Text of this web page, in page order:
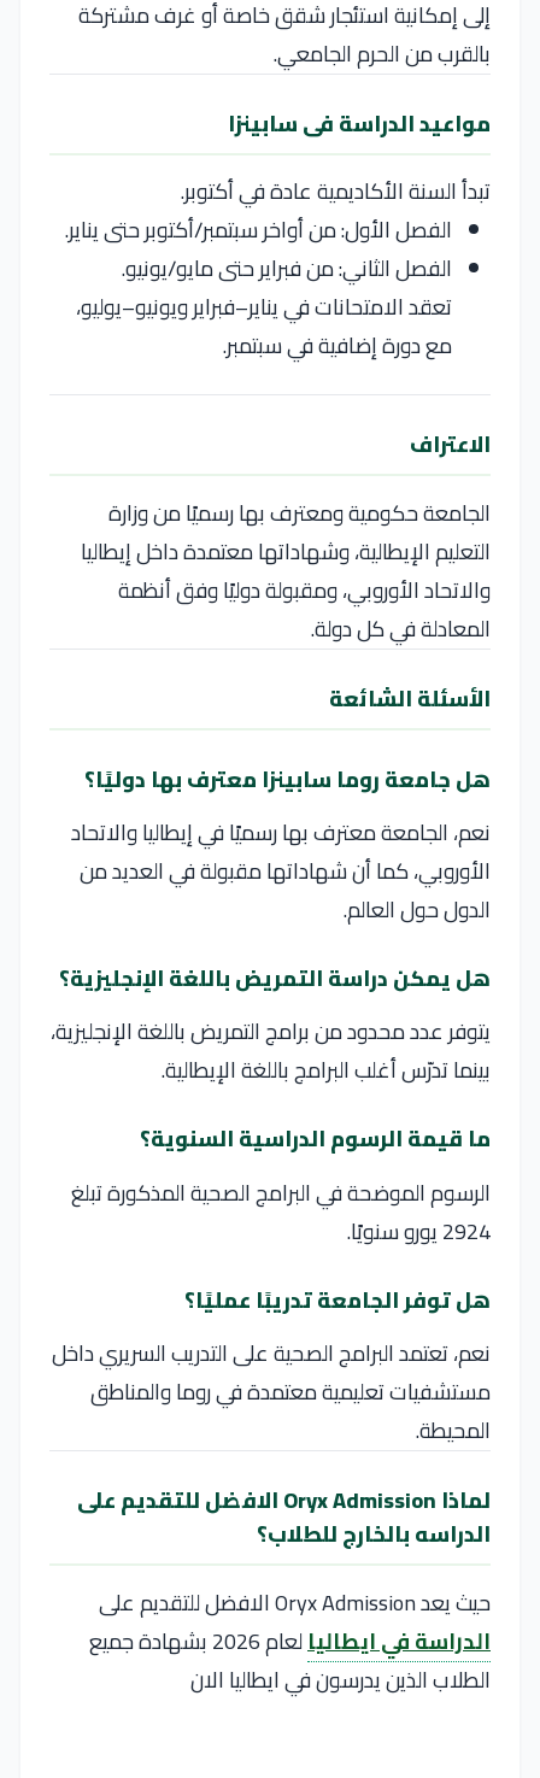
إلى إمكانية استئجار شقق خاصة أو غرف مشتركة
بالقرب من الحرم الجامعي.
مواعيد الدراسة فى سابينزا
تبدأ السنة الأكاديمية عادة في أكتوبر.
الفصل الأول: من أواخر سبتمبر/أكتوبر حتى يناير.
الفصل الثاني: من فبراير حتى مايو/يونيو.
تعقد الامتحانات في يناير–فبراير ويونيو–يوليو،
مع دورة إضافية في سبتمبر.
الاعتراف
الجامعة حكومية ومعترف بها رسميًا من وزارة
التعليم الإيطالية، وشهاداتها معتمدة داخل إيطاليا
والاتحاد الأوروبي، ومقبولة دوليًا وفق أنظمة
المعادلة في كل دولة.
الأسئلة الشائعة
هل جامعة روما سابينزا معترف بها دوليًا؟
نعم، الجامعة معترف بها رسميًا في إيطاليا والاتحاد
الأوروبي، كما أن شهاداتها مقبولة في العديد من
الدول حول العالم.
هل يمكن دراسة التمريض باللغة الإنجليزية؟
يتوفر عدد محدود من برامج التمريض باللغة الإنجليزية،
بينما تدرّس أغلب البرامج باللغة الإيطالية.
ما قيمة الرسوم الدراسية السنوية؟
الرسوم الموضحة في البرامج الصحية المذكورة تبلغ
2924 يورو سنويًا.
هل توفر الجامعة تدريبًا عمليًا؟
نعم، تعتمد البرامج الصحية على التدريب السريري داخل
مستشفيات تعليمية معتمدة في روما والمناطق
المحيطة.
لماذا Oryx Admission الافضل للتقديم على
الدراسه بالخارج للطلاب؟
حيث يعد Oryx Admission الافضل للتقديم على
الدراسة في ايطاليا
لعام 2026 بشهادة جميع
الطلاب الذين يدرسون في ايطاليا الان